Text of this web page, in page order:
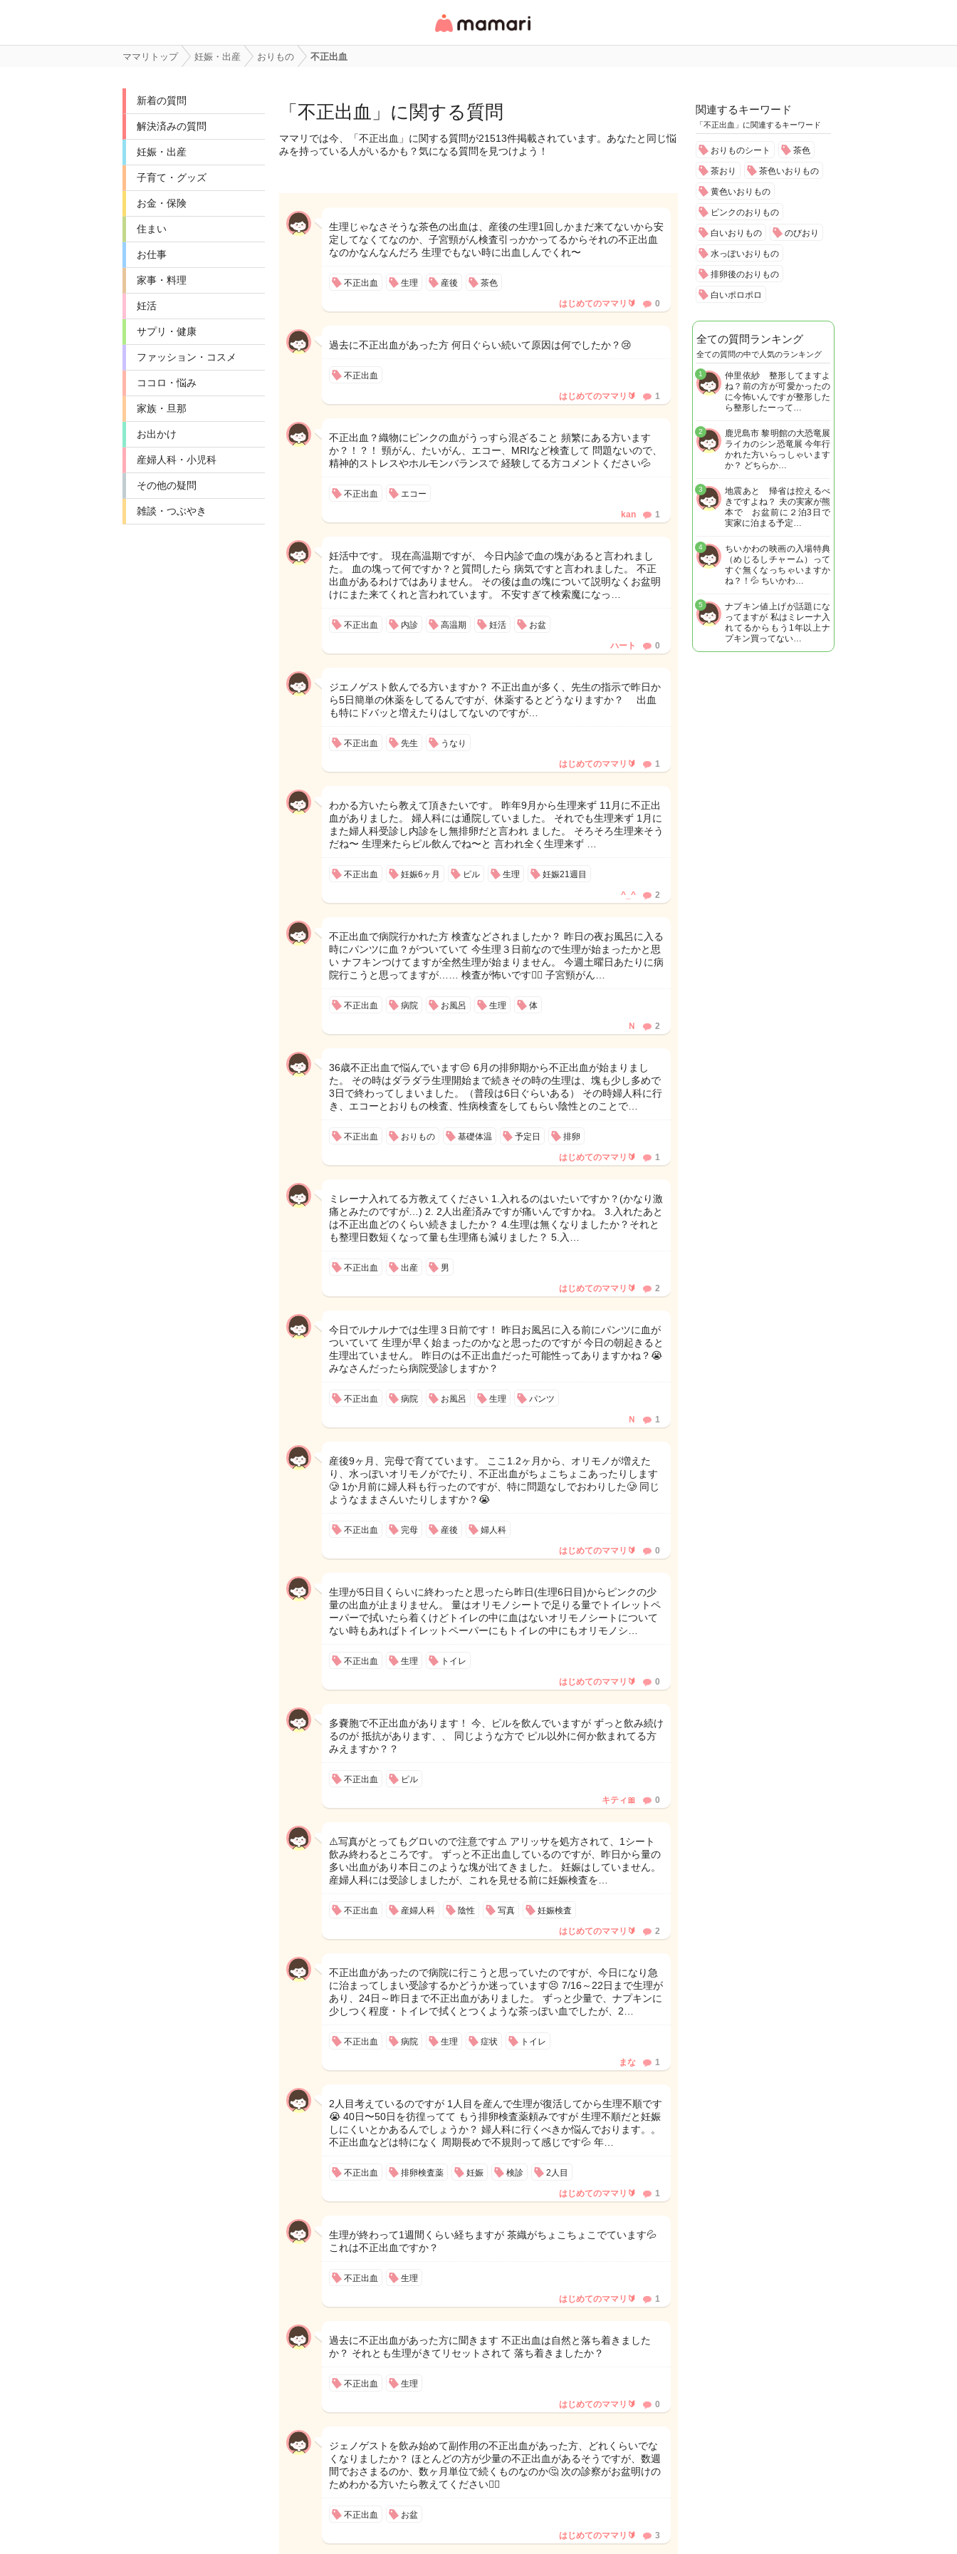
リ・情報サイト
ママリトップ 妊娠・出産 おりもの 不正出血
新着の質問
解決済みの質問
妊娠・出産
子育て・グッズ
お金・保険
住まい
お仕事
家事・料理
妊活
サプリ・健康
ファッション・コスメ
ココロ・悩み
家族・旦那
お出かけ
産婦人科・小児科
その他の疑問
雑談・つぶやき
「不正出血」に関する質問
ママリでは今、「不正出血」に関する質問が21513件掲載されています。あなたと同じ悩
みを持っている人がいるかも？気になる質問を見つけよう！
生理じゃなさそうな茶色の出血は、産後の生理1回しかまだ来てないから安
定してなくてなのか、子宮頸がん検査引っかかってるからそれの不正出血
なのかなんなんだろ 生理でもない時に出血しんでくれ〜
不正出血 生理 産後 茶色
はじめてのママリ🔰 0
過去に不正出血があった方 何日ぐらい続いて原因は何でしたか？😢
不正出血
はじめてのママリ🔰 1
不正出血？織物にピンクの血がうっすら混ざること 頻繁にある方います
か？！？！ 頸がん、たいがん、エコー、MRIなど検査して 問題ないので、
精神的ストレスやホルモンバランスで 経験してる方コメントください💦
不正出血 エコー
kan 1
妊活中です。 現在高温期ですが、 今日内診で血の塊があると言われまし
た。 血の塊って何ですか？と質問したら 病気ですと言われました。 不正
出血があるわけではありません。 その後は血の塊について説明なくお盆明
けにまた来てくれと言われています。 不安すぎて検索魔になっ…
不正出血 内診 高温期 妊活 お盆
ハート 0
ジエノゲスト飲んでる方いますか？ 不正出血が多く、先生の指示で昨日か
ら5日簡単の休薬をしてるんですが、休薬するとどうなりますか？ 出血
も特にドバッと増えたりはしてないのですが…
不正出血 先生 うなり
はじめてのママリ🔰 1
わかる方いたら教えて頂きたいです。 昨年9月から生理来ず 11月に不正出
血がありました。 婦人科には通院していました。 それでも生理来ず 1月に
また婦人科受診し内診をし無排卵だと言われ ました。 そろそろ生理来そう
だね〜 生理来たらピル飲んでね〜と 言われ全く生理来ず …
不正出血 妊娠6ヶ月 ピル 生理 妊娠21週目
^_^ 2
不正出血で病院行かれた方 検査などされましたか？ 昨日の夜お風呂に入る
時にパンツに血？がついていて 今生理３日前なので生理が始まったかと思
い ナフキンつけてますが全然生理が始まりません。 今週土曜日あたりに病
院行こうと思ってますが…… 検査が怖いです🤦‍♀️ 子宮頸がん…
不正出血 病院 お風呂 生理 体
Ｎ 2
36歳不正出血で悩んでいます😔 6月の排卵期から不正出血が始まりまし
た。 その時はダラダラ生理開始まで続きその時の生理は、塊も少し多めで
3日で終わってしまいました。（普段は6日ぐらいある） その時婦人科に行
き、エコーとおりもの検査、性病検査をしてもらい陰性とのことで…
不正出血 おりもの 基礎体温 予定日 排卵
はじめてのママリ🔰 1
ミレーナ入れてる方教えてください 1.入れるのはいたいですか？(かなり激
痛とみたのですが…) 2. 2人出産済みですが痛いんですかね。 3.入れたあと
は不正出血どのくらい続きましたか？ 4.生理は無くなりましたか？それと
も整理日数短くなって量も生理痛も減りました？ 5.入…
不正出血 出産 男
はじめてのママリ🔰 2
今日でルナルナでは生理３日前です！ 昨日お風呂に入る前にパンツに血が
ついていて 生理が早く始まったのかなと思ったのですが 今日の朝起きると
生理出ていません。 昨日のは不正出血だった可能性ってありますかね？😭
みなさんだったら病院受診しますか？
不正出血 病院 お風呂 生理 パンツ
Ｎ 1
産後9ヶ月、完母で育てています。 ここ1.2ヶ月から、オリモノが増えた
り、水っぽいオリモノがでたり、不正出血がちょこちょこあったりします‪
🥲‎ 1か月前に婦人科も行ったのですが、特に問題なしでおわりした‪🥲‎ 同じ
ようなままさんいたりしますか？😭
不正出血 完母 産後 婦人科
はじめてのママリ🔰 0
生理が5日目くらいに終わったと思ったら昨日(生理6日目)からピンクの少
量の出血が止まりません。 量はオリモノシートで足りる量でトイレットペ
ーパーで拭いたら着くけどトイレの中に血はないオリモノシートについて
ない時もあればトイレットペーパーにもトイレの中にもオリモノシ…
不正出血 生理 トイレ
はじめてのママリ🔰 0
多嚢胞で不正出血があります！ 今、ピルを飲んでいますが ずっと飲み続け
るのが 抵抗があります、、 同じような方で ピル以外に何か飲まれてる方
みえますか？？
不正出血 ピル
キティ🎀 0
⚠️写真がとってもグロいので注意です⚠️ アリッサを処方されて、1シート
飲み終わるところです。 ずっと不正出血しているのですが、昨日から量の
多い出血があり本日このような塊が出てきました。 妊娠はしていません。
産婦人科には受診しましたが、これを見せる前に妊娠検査を…
不正出血 産婦人科 陰性 写真 妊娠検査
はじめてのママリ🔰 2
不正出血があったので病院に行こうと思っていたのですが、今日になり急
に治まってしまい受診するかどうか迷っています😣 7/16～22日まで生理が
あり、24日～昨日まで不正出血がありました。 ずっと少量で、ナプキンに
少しつく程度・トイレで拭くとつくような茶っぽい血でしたが、2…
不正出血 病院 生理 症状 トイレ
まな 1
2人目考えているのですが 1人目を産んで生理が復活してから生理不順です
😭 40日〜50日を彷徨ってて もう排卵検査薬頼みですが 生理不順だと妊娠
しにくいとかあるんでしょうか？ 婦人科に行くべきか悩んでおります。。
不正出血などは特になく 周期長めで不規則って感じです💦 年…
不正出血 排卵検査薬 妊娠 検診 2人目
はじめてのママリ🔰 1
生理が終わって1週間くらい経ちますが 茶織がちょこちょこでています💦
これは不正出血ですか？
不正出血 生理
はじめてのママリ🔰 1
過去に不正出血があった方に聞きます 不正出血は自然と落ち着きました
か？ それとも生理がきてリセットされて 落ち着きましたか？
不正出血 生理
はじめてのママリ🔰 0
ジェノゲストを飲み始めて副作用の不正出血があった方、どれくらいでな
くなりましたか？ ほとんどの方が少量の不正出血があるそうですが、数週
間でおさまるのか、数ヶ月単位で続くものなのか🤔 次の診察がお盆明けの
ためわかる方いたら教えてください🙇‍♀️
不正出血 お盆
はじめてのママリ🔰 3
関連するキーワード
「不正出血」に関連するキーワード
おりものシート 茶色
茶おり 茶色いおりもの
黄色いおりもの
ピンクのおりもの
白いおりもの のびおり
水っぽいおりもの
排卵後のおりもの
白いポロポロ
全ての質問ランキング
全ての質問の中で人気のランキング
仲里依紗 整形してますよ
ね？前の方が可愛かったの
に今怖いんですが整形した
ら整形したーって…
1
鹿児島市 黎明館の大恐竜展
ライカのシン恐竜展 今年行
かれた方いらっしゃいます
か？ どちらか…
2
地震あと 帰省は控えるべ
きですよね？ 夫の実家が熊
本で お盆前に２泊3日で
実家に泊まる予定…
3
ちいかわの映画の入場特典
（めじるしチャーム）って
すぐ無くなっちゃいますか
ね？！💦 ちいかわ…
4
ナプキン値上げが話題にな
ってますが 私はミレーナ入
れてるからもう1年以上ナ
プキン買ってない…
5